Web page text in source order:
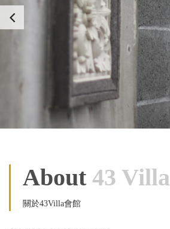
About43 Villa
關於43Villa會館